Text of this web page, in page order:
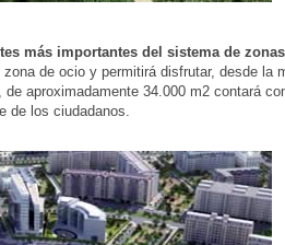
más importantes del sistema de zonas
de ocio y permitirá disfrutar, desde la
aproximadamente 34.000 m2 contará
de los ciudadanos.